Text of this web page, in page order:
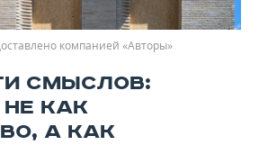
компанией «Авторы»
СМЫСЛОВ:
КАК
А КАК